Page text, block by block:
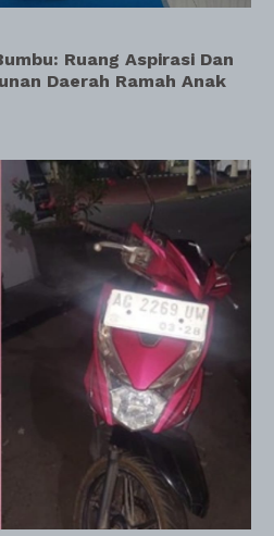
Ruang Aspirasi Dan
Daerah Ramah Anak